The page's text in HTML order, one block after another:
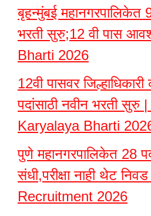
बृहन्मुंबई महानगरपालिकेत
भरती सुरु;12 वी पास
Bharti 2026
12वी पासवर
पदांसाठी नवीन भरती
Karyalaya Bharti
पुणे महानगरपालिकेत 28
संधी,परीक्षा नाही थेट
Recruitment 2026